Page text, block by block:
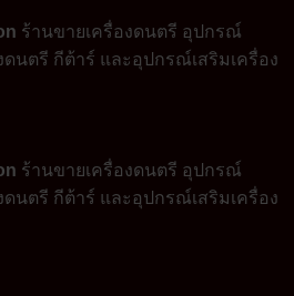
ร้านขายเครื่องดนตรี อุปกรณ์
ดนตรี กีต้าร์ และอุปกรณ์เสริมเครื่อง
ร้านขายเครื่องดนตรี อุปกรณ์
ดนตรี กีต้าร์ และอุปกรณ์เสริมเครื่อง